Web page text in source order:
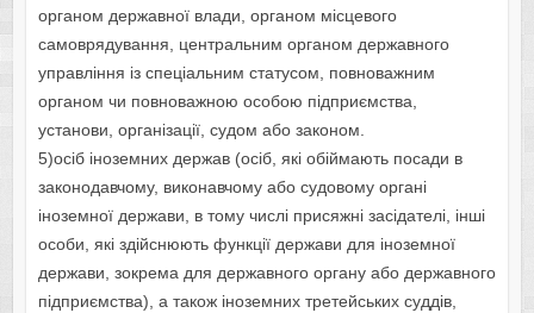
органом державної влади, органом місцевого
самоврядування, центральним органом державного
управління із спеціальним статусом, повноважним
органом чи повноважною особою підприємства,
установи, організації, судом або законом.
5)осіб іноземних держав (осіб, які обіймають посади в
законодавчому, виконавчому або судовому органі
іноземної держави, в тому числі присяжні засідателі, інші
особи, які здійснюють функції держави для іноземної
держави, зокрема для державного органу або державного
підприємства), а також іноземних третейських суддів,